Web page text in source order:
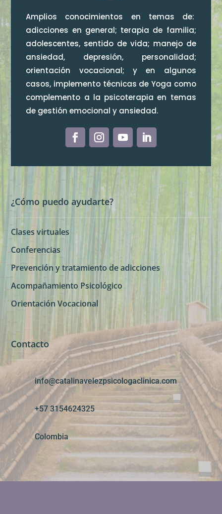
Amplios conocimientos en temas de:
adicciones en general; terapia de familia;
adolescentes, sentido de vida; manejo de
ansiedad, depresión, personalidad;
orientación vocacional; y en algunos
casos, implemento técnicas de Yoga como
complemento a la psicoterapia en temas
de gestión emocional y ansiedad.
¿Cómo puedo ayudarte?
Clases virtuales
Conferencias
Prevención y tratamiento de adicciones
Acompañamiento Psicológico
Orientación Vocacional
Contacto
info@catalinavelezpsicologaclinica.com
+57 3154624325
Colombia